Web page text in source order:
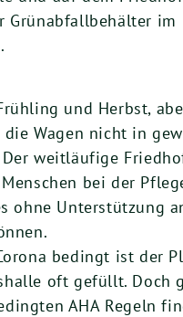
Grünabfallbehälter im
und Herbst,
Wagen nicht in
weitläufige
bei der
ohne Unterstützung
bedingt ist der
oft gefüllt. Doch
AHA Regeln